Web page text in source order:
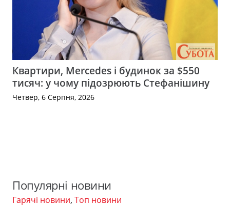
Квартири, Mercedes і будинок за $550
тисяч: у чому підозрюють Стефанішину
Четвер, 6 Серпня, 2026
Популярні новини
Гарячі новини, Топ новини